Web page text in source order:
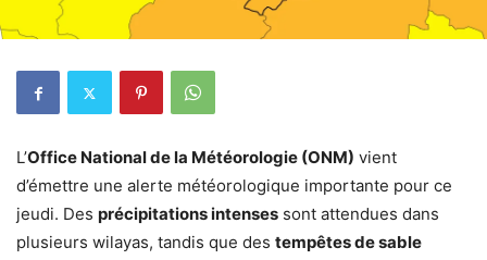
L’Office National de la Météorologie (ONM) vient
d’émettre une alerte météorologique importante pour ce
jeudi. Des précipitations intenses sont attendues dans
plusieurs wilayas, tandis que des tempêtes de sable